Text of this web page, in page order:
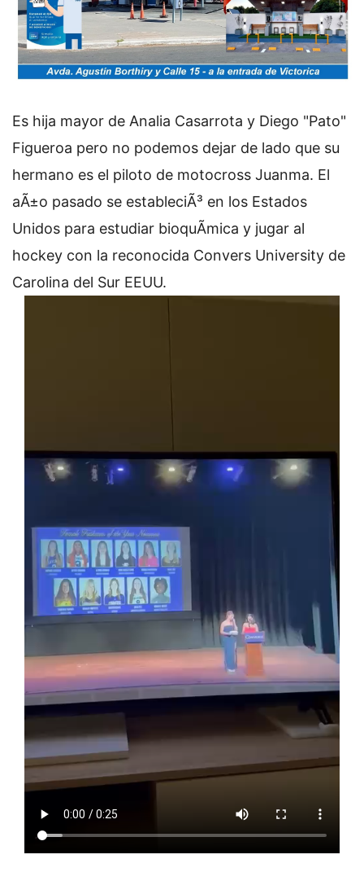
Es hija mayor de Analia Casarrota y Diego "Pato"
Figueroa pero no podemos dejar de lado que su
hermano es el piloto de motocross Juanma. El
aÃ±o pasado se estableciÃ³ en los Estados
Unidos para estudiar bioquÃ­mica y jugar al
hockey con la reconocida Convers University de
Carolina del Sur EEUU.